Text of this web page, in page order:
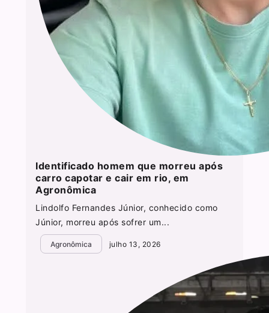
Identificado homem que morreu após
carro capotar e cair em rio, em
Agronômica
Lindolfo Fernandes Júnior, conhecido como
Júnior, morreu após sofrer um...
Agronômica julho 13, 2026